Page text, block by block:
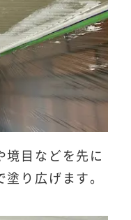
境目などを先に
り広げます。